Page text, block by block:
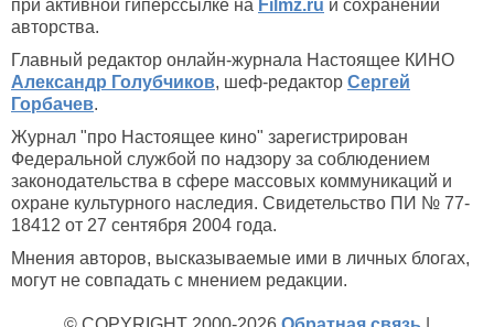
при активной гиперссылке на Filmz.ru и сохранении
авторства.
Главный редактор онлайн-журнала Настоящее КИНО
Александр Голубчиков, шеф-редактор Сергей
Горбачев.
Журнал "про Настоящее кино" зарегистрирован
Федеральной службой по надзору за соблюдением
законодательства в сфере массовых коммуникаций и
охране культурного наследия. Свидетельство ПИ № 77-
18412 от 27 сентября 2004 года.
Мнения авторов, высказываемые ими в личных блогах,
могут не совпадать с мнением редакции.